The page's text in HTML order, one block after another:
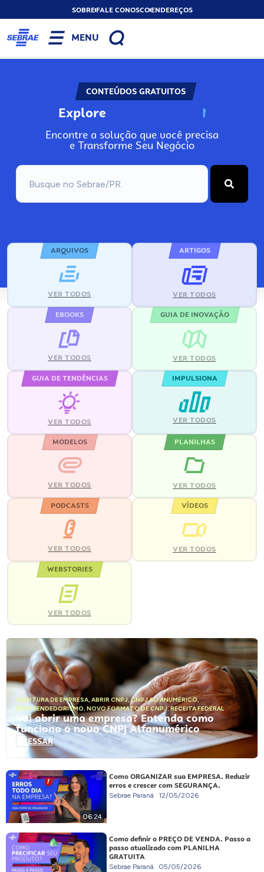
SOBREFALE CONOSCOENDEREÇOS
MENU
CONTEÚDOS GRATUITOS
Explore N
Encontre a solução que você precisa
e Transforme Seu Negócio
ARQUIVOS
VER TODOS
ARTIGOS
VER TODOS
EBOOKS
VER TODOS
GUIA DE INOVAÇÃO
VER TODOS
GUIA DE TENDÊNCIAS
VER TODOS
IMPULSIONA
VER TODOS
MODELOS
VER TODOS
PLANILHAS
VER TODOS
PODCASTS
VER TODOS
VÍDEOS
VER TODOS
WEBSTORIES
VER TODOS
ABERTURA DE EMPRESA, ABRIR CNPJ,CNPJ ALFANUMÉRICO,
EMPREENDEDORISMO, NOVO FORMATO DE CNPJ,RECEITA FEDERAL
Vai abrir uma empresa? Entenda como
funciona o novo CNPJ Alfanumérico
ACESSAR
06:24
Como ORGANIZAR sua EMPRESA. Reduzir
erros e crescer com SEGURANÇA.
Sebrae Paraná 12/05/2026
Como definir o PREÇO DE VENDA. Passo a
passo atualizado com PLANILHA
GRATUITA
Sebrae Paraná 05/05/2026